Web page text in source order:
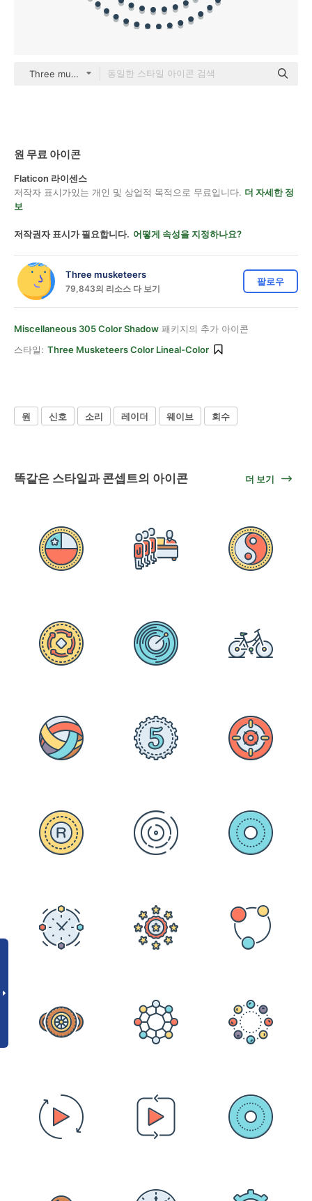
Three musketeers color lineal-color
원 무료 아이콘
Flaticon 라이센스
저작자 표시가있는 개인 및 상업적 목적으로 무료입니다. 더 자세한 정
보
저작권자 표시가 필요합니다. 어떻게 속성을 지정하나요?
Three musketeers
79,843의 리소스 다 보기
팔로우
Miscellaneous 305 Color Shadow 패키지의 추가 아이콘
스타일: Three Musketeers Color Lineal-Color
원 신호 소리 레이더 웨이브 회수
똑같은 스타일과 콘셉트의 아이콘 더 보기